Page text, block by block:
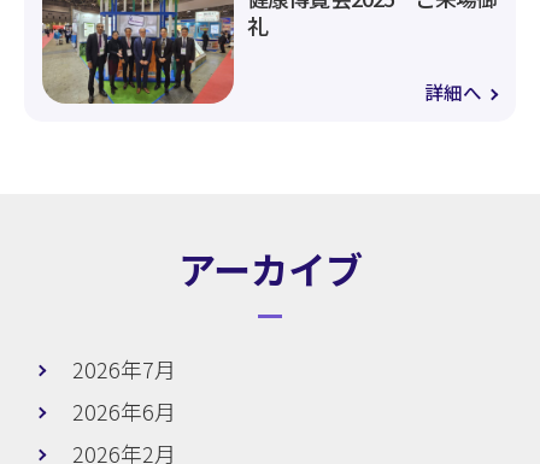
礼
詳細へ
アーカイブ
2026年7月
2026年6月
2026年2月